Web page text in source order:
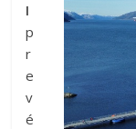
I
p
r
e
v
é